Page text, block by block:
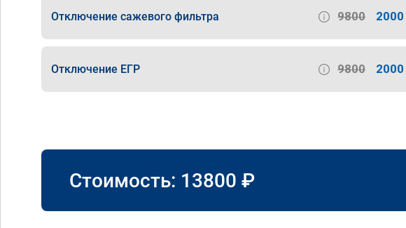
Отключение сажевого фильтра 9800
Отключение ЕГР 9800
Стоимость: 13800 ₽